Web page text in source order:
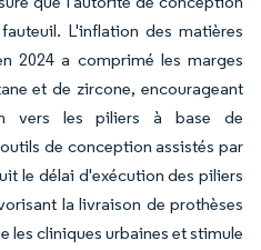
L'inflation des matières
2024 a comprimé les marges
et de zircone, encourageant
vers les piliers à base de
de conception assistés par
le délai d'exécution des piliers
la livraison de prothèses
les cliniques urbaines et stimule